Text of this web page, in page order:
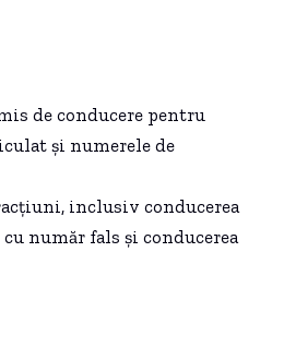
de conducere pentru
și numerele de
inclusiv conducerea
număr fals și conducerea